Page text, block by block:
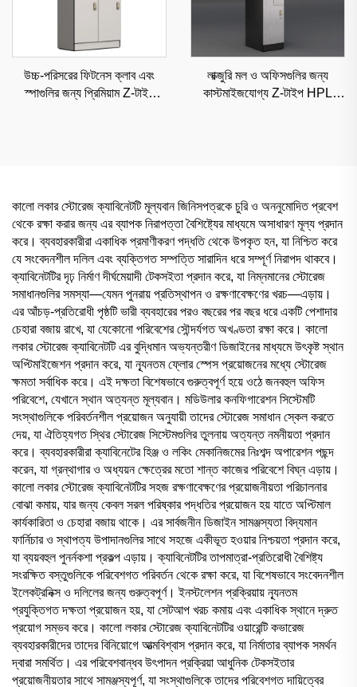
উচ্চ-পরিসরের ফিটনেস ক্লাব এবং
স্পাগুলির জন্য প্রিমিয়াম Z-টাইপ
লাক্জুরি মল ও অফিসগুলির জন্য
কাস্টমাইজযোগ্য Z-টাইপ HPL
কালো লকার স্টোরেজ ক্যাবিনেটটি মূল্যবান জিনিসপত্রকে চুরি ও অননুমোদিত প্রবেশ
থেকে রক্ষা করার জন্য এর ব্যাপক নিরাপত্তা বৈশিষ্ট্যের মাধ্যমে অসাধারণ মূল্য প্রদান
করে। ব্যবহারকারীরা একাধিক প্রমাণীকরণ পদ্ধতি থেকে উপকৃত হন, যা নিশ্চিত করে
যে সংবেদনশীল দলিল এবং ব্যক্তিগত সম্পত্তি সারাদিন ধরে সম্পূর্ণ নিরাপদ থাকবে।
ক্যাবিনেটটির দৃঢ় নির্মাণ দীর্ঘমেয়াদী টেকসইতা প্রদান করে, যা নিম্নমানের স্টোরেজ
সমাধানগুলির সমস্যা—যেমন পুনরায় প্রতিস্থাপন ও রক্ষণাবেক্ষণের খরচ—এড়ায়।
এর আঁচড়-প্রতিরোধী পৃষ্ঠটি ভারী ব্যবহারের পরও বছরের পর বছর ধরে একটি পেশাদার
চেহারা বজায় রাখে, যা যেকোনো পরিবেশের সৌন্দর্যগত অখণ্ডতা রক্ষা করে। কালো
লকার স্টোরেজ ক্যাবিনেটটি এর বুদ্ধিমান অভ্যন্তরীণ ডিজাইনের মাধ্যমে উৎকৃষ্ট স্থান
অপ্টিমাইজেশন প্রদান করে, যা ন্যূনতম ফ্লোর স্পেস প্রয়োজনের মধ্যে স্টোরেজ
ক্ষমতা সর্বাধিক করে। এই দক্ষতা বিশেষভাবে গুরুত্বপূর্ণ হয়ে ওঠে জনবহুল অফিস
পরিবেশে, যেখানে স্থান অত্যন্ত মূল্যবান। মডিউলার কনফিগারেশন সিস্টেমটি
সংস্থাগুলিকে পরিবর্তনশীল প্রয়োজন অনুযায়ী তাদের স্টোরেজ সমাধান স্কেল করতে
দেয়, যা ঐতিহ্যগত স্থির স্টোরেজ সিস্টেমগুলির তুলনায় অত্যন্ত নমনীয়তা প্রদান
করে। ব্যবহারকারীরা ক্যাবিনেটের হিঞ্জ ও লকিং মেকানিজমের নিঃশব্দ অপারেশন পছন্দ
করেন, যা গ্রন্থাগার ও অধ্যয়ন ক্ষেত্রের মতো শান্ত কাজের পরিবেশে বিঘ্ন এড়ায়।
কালো লকার স্টোরেজ ক্যাবিনেটটির সহজ রক্ষণাবেক্ষণের প্রয়োজনীয়তা পরিচালনার
বোঝা কমায়, যার জন্য কেবল সরল পরিষ্কার পদ্ধতির প্রয়োজন হয় যাতে অপ্টিমাল
কার্যকারিতা ও চেহারা বজায় থাকে। এর সার্বজনীন ডিজাইন সামঞ্জস্যতা বিদ্যমান
ফার্নিচার ও স্থাপত্য উপাদানগুলির সাথে সহজে একীভূত হওয়ার নিশ্চয়তা প্রদান করে,
যা ব্যয়বহুল পুনর্নকশা প্রকল্প এড়ায়। ক্যাবিনেটটির তাপমাত্রা-প্রতিরোধী বৈশিষ্ট্য
সংরক্ষিত বস্তুগুলিকে পরিবেশগত পরিবর্তন থেকে রক্ষা করে, যা বিশেষভাবে সংবেদনশীল
ইলেকট্রনিক্স ও দলিলের জন্য গুরুত্বপূর্ণ। ইনস্টলেশন প্রক্রিয়ায় ন্যূনতম
প্রযুক্তিগত দক্ষতা প্রয়োজন হয়, যা সেটআপ খরচ কমায় এবং একাধিক স্থানে দ্রুত
প্রয়োগ সম্ভব করে। কালো লকার স্টোরেজ ক্যাবিনেটটির ওয়ারেন্টি কভারেজ
ব্যবহারকারীদের তাদের বিনিয়োগে আত্মবিশ্বাস প্রদান করে, যা নির্মাতার ব্যাপক সমর্থন
দ্বারা সমর্থিত। এর পরিবেশবান্ধব উৎপাদন প্রক্রিয়া আধুনিক টেকসইতার
প্রয়োজনীয়তার সাথে সামঞ্জস্যপূর্ণ, যা সংস্থাগুলিকে তাদের পরিবেশগত দায়িত্বের